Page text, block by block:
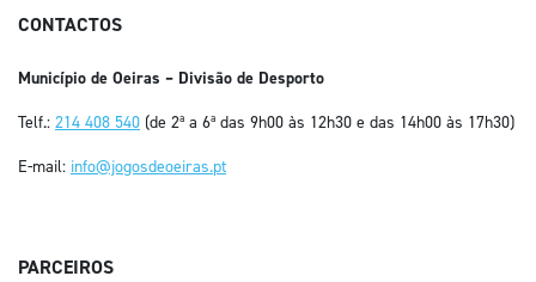
CONTACTOS
Município de Oeiras – Divisão de Desporto
Telf.: 214 408 540 (de 2ª a 6ª das 9h00 às 12h30 e das 14h00 às 17h30)
E-mail: info@jogosdeoeiras.pt
PARCEIROS